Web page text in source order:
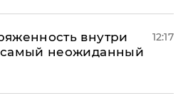
внутри
неожиданный
12:17